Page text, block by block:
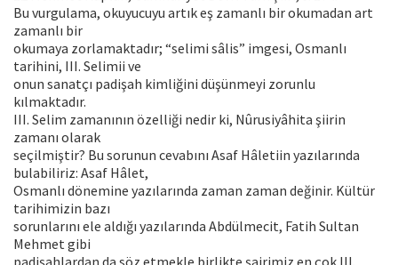
Bu vurgulama, okuyucuyu artık eş zamanlı bir okumadan art
zamanlı bir
okumaya zorlamaktadır; “selimi sâlis” imgesi, Osmanlı
tarihini, III. Selimii ve
onun sanatçı padişah kimliğini düşünmeyi zorunlu
kılmaktadır.
III. Selim zamanının özelliği nedir ki, Nûrusiyâhita şiirin
zamanı olarak
seçilmiştir? Bu sorunun cevabını Asaf Hâletiin yazılarında
bulabiliriz: Asaf Hâlet,
Osmanlı dönemine yazılarında zaman zaman değinir. Kültür
tarihimizin bazı
sorunlarını ele aldığı yazılarında Abdülmecit, Fatih Sultan
Mehmet gibi